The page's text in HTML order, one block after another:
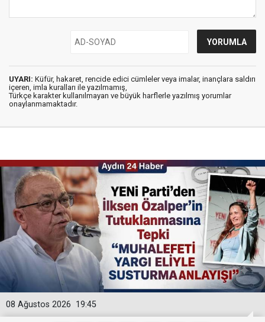
UYARI: Küfür, hakaret, rencide edici cümleler veya imalar, inançlara saldırı
içeren, imla kuralları ile yazılmamış,
Türkçe karakter kullanılmayan ve büyük harflerle yazılmış yorumlar
onaylanmamaktadır.
19:45
08 Ağustos 2026